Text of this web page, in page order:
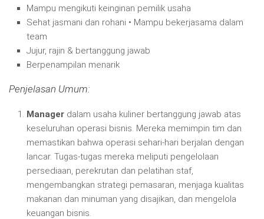
Mampu mengikuti keinginan pemilik usaha
Sehat jasmani dan rohani • Mampu bekerjasama dalam
team
Jujur, rajin & bertanggung jawab
Berpenampilan menarik
Penjelasan Umum:
Manager dalam usaha kuliner bertanggung jawab atas
keseluruhan operasi bisnis. Mereka memimpin tim dan
memastikan bahwa operasi sehari-hari berjalan dengan
lancar. Tugas-tugas mereka meliputi pengelolaan
persediaan, perekrutan dan pelatihan staf,
mengembangkan strategi pemasaran, menjaga kualitas
makanan dan minuman yang disajikan, dan mengelola
keuangan bisnis.